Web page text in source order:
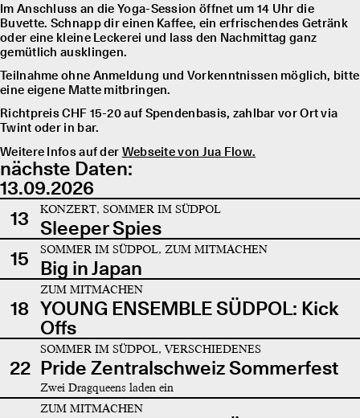
Im Anschluss an die Yoga-Session öffnet um 14 Uhr die
Buvette. Schnapp dir einen Kaffee, ein erfrischendes Getränk
oder eine kleine Leckerei und lass den Nachmittag ganz
gemütlich ausklingen.
Teilnahme ohne Anmeldung und Vorkenntnissen möglich, bitte
eine eigene Matte mitbringen.
Richtpreis CHF 15-20 auf Spendenbasis, zahlbar vor Ort via
Twint oder in bar.
Weitere Infos auf der Webseite von Jua Flow.
nächste Daten:
13.09.2026
13
KONZERT, SOMMER IM SÜDPOL
Sleeper Spies
15
SOMMER IM SÜDPOL, ZUM MITMACHEN
Big in Japan
18
ZUM MITMACHEN
YOUNG ENSEMBLE SÜDPOL: Kick
Offs
22
SOMMER IM SÜDPOL, VERSCHIEDENES
Pride Zentralschweiz Sommerfest
Zwei Dragqueens laden ein
ZUM MITMACHEN